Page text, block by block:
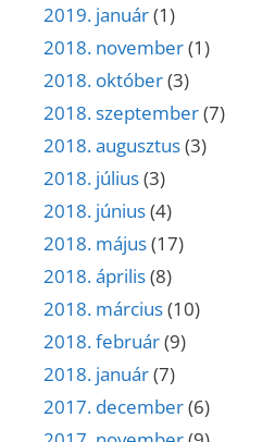
2019. január(1)
2018. november(1)
2018. október(3)
2018. szeptember(7)
2018. augusztus(3)
2018. július(3)
2018. június(4)
2018. május(17)
2018. április(8)
2018. március(10)
2018. február(9)
2018. január(7)
2017. december(6)